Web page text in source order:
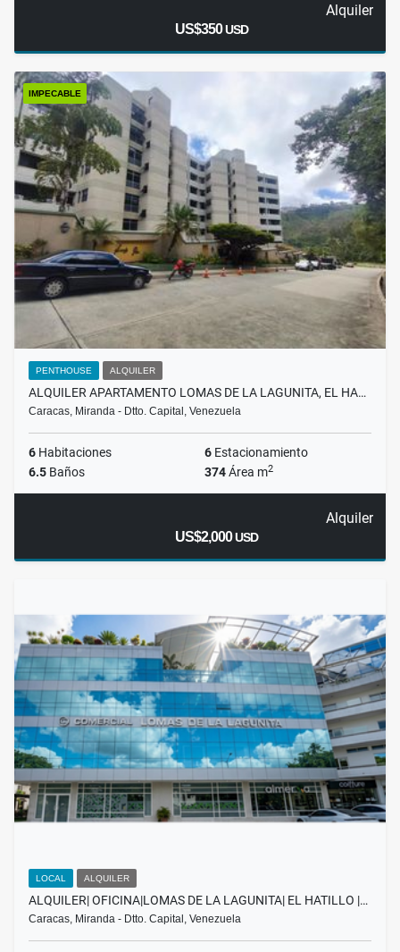
Alquiler
US$350USD
IMPECABLE
PENTHOUSE ALQUILER
ALQUILER APARTAMENTO LOMAS DE LA LAGUNITA, EL HA…
Caracas, Miranda - Dtto. Capital, Venezuela
6 Habitaciones 6 Estacionamiento
6.5 Baños 374Área m2
Alquiler
US$2,000USD
LOCAL ALQUILER
ALQUILER| OFICINA|LOMAS DE LA LAGUNITA| EL HATILLO |…
Caracas, Miranda - Dtto. Capital, Venezuela